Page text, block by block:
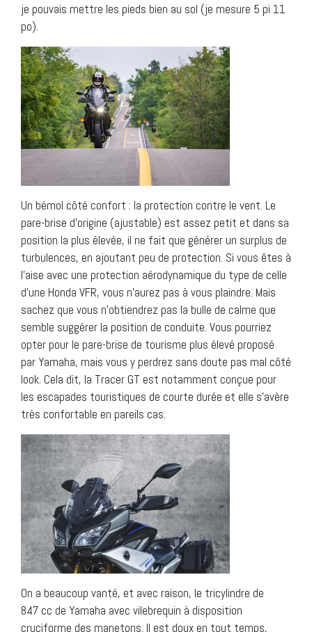
je pouvais mettre les pieds bien au sol (je mesure 5 pi 11
po).
Un bémol côté confort : la protection contre le vent. Le
pare-brise d’origine (ajustable) est assez petit et dans sa
position la plus élevée, il ne fait que générer un surplus de
turbulences, en ajoutant peu de protection. Si vous êtes à
l’aise avec une protection aérodynamique du type de celle
d’une Honda VFR, vous n’aurez pas à vous plaindre. Mais
sachez que vous n’obtiendrez pas la bulle de calme que
semble suggérer la position de conduite. Vous pourriez
opter pour le pare-brise de tourisme plus élevé proposé
par Yamaha, mais vous y perdrez sans doute pas mal côté
look. Cela dit, la Tracer GT est notamment conçue pour
les escapades touristiques de courte durée et elle s’avère
très confortable en pareils cas.
On a beaucoup vanté, et avec raison, le tricylindre de
847 cc de Yamaha avec vilebrequin à disposition
cruciforme des manetons. Il est doux en tout temps,